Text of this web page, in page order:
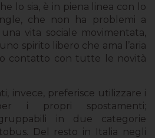
lo sia, è in piena linea con lo
che non ha problemi a
vita sociale movimentata,
spirito libero che ama l’aria
contatto con tutte le novità
invece, preferisce utilizzare i
i propri spostamenti;
in due categorie
Del resto in Italia negli